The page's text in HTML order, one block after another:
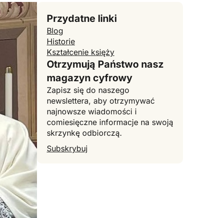
Przydatne linki
Blog
Historie
Kształcenie księży
Otrzymują Państwo nasz
magazyn cyfrowy
Zapisz się do naszego
newslettera, aby otrzymywać
najnowsze wiadomości i
comiesięczne informacje na swoją
skrzynkę odbiorczą.
Subskrybuj